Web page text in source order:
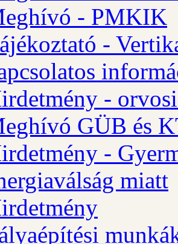
- PMKIK
-
-
GÜB és
-
miatt